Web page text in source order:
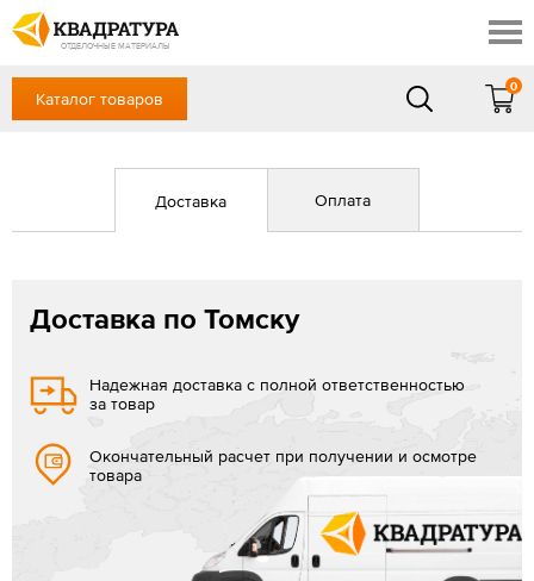
ОТДЕЛОЧНЫЕ МАТЕРИАЛЫ
Профи
Доставка и оплата
Готовые решения
Акции
+7 (3822) 48-94-10
Сб, Вс — выходной
ЗАКАЗАТЬ ЗВОНОК
Каталог товаров
0
Доставка Оплата
Доставка по Томску
Надежная доставка с полной ответственностью
за товар
Окончательный расчет при получении и осмотре
товара